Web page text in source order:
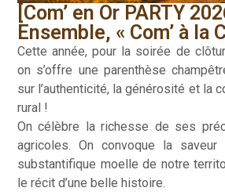
[Com’ en Or PARTY
Ensemble, « Com’ à la
Cette année, pour la soirée de
on s’offre une parenthèse
sur l’authenticité, la générosité et la
rural !
On célèbre la richesse de ses
agricoles. On convoque la
substantifique moelle de notre
le récit d’une belle histoire.